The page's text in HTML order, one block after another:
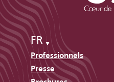
FR
Professionnels
Presse